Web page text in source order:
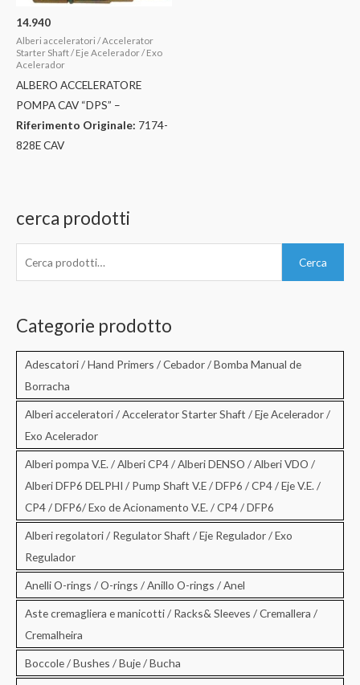
14.940
Alberi acceleratori / Accelerator
Starter Shaft / Eje Acelerador / Exo
Acelerador
ALBERO ACCELERATORE
POMPA CAV “DPS” –
Riferimento Originale: 7174-
828E CAV
cerca prodotti
c
Cerca
Categorie prodotto
Adescatori / Hand Primers / Cebador / Bomba Manual de
Borracha
Alberi acceleratori / Accelerator Starter Shaft / Eje Acelerador /
Exo Acelerador
Alberi pompa V.E. / Alberi CP4 / Alberi DENSO / Alberi VDO /
Alberi DFP6 DELPHI / Pump Shaft V.E / DFP6 / CP4 / Eje V.E. /
CP4 / DFP6/ Exo de Acionamento V.E. / CP4 / DFP6
Alberi regolatori / Regulator Shaft / Eje Regulador / Exo
Regulador
Anelli O-rings / O-rings / Anillo O-rings / Anel
Aste cremagliera e manicotti / Racks& Sleeves / Cremallera /
Cremalheira
Boccole / Bushes / Buje / Bucha